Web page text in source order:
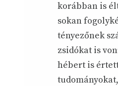
korábban is
sokan
tényezőnek
zsidókat is
hébert is